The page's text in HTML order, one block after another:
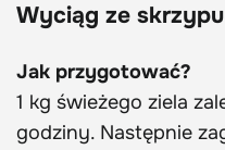
Wyciąg ze skrzypu
Jak przygotować?
1 kg świeżego ziela
godziny. Następnie